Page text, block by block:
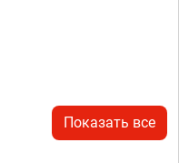
Показать все